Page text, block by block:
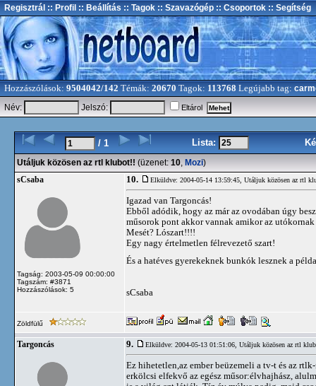
Regisztrál :: Profil :: Beállítás :: Tagok :: Szavazógép :: Csoportok :: Segítség
Hozzászólások: 9504042/142 Témák: 20670 Tagok: 113768 Legújabb tag:
Név:
Jelszó: Eltárol
/ 1 Lista:
Utáljuk közösen az rtl klubot!! (üzenet: 10, Mozi)
sCsaba
Tagság: 2003-05-09 00:00:00
Tagszám: #3871
Hozzászólások: 5
10. Elküldve: 2004-05-14 13:59:45, Utáljuk közösen az rtl
Igazad van Targoncás!
Ebből adódik, hogy az már az ovodában úgy
műsorok pont akkor vannak amikor az
Mesét? Lószart!!!!
Egy nagy értelmetlen félrevezető szart!
És a hatéves gyerekeknek bunkók lesznek a
sCsaba
Zöldfülű
Targoncás 9. Elküldve: 2004-05-13 01:51:06, Utáljuk közösen az rtl
Ez hihetetlen,az ember beüzemeli a tv-t és az
erkölcsi elfekvő az egész műsor:élvhajhász,